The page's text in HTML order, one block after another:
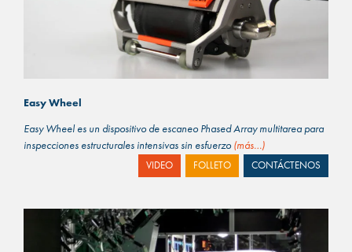
Easy Wheel
Easy Wheel es un dispositivo de escaneo Phased Array multitarea para
inspecciones estructurales intensivas sin esfuerzo(más…)
VIDEO FOLLETO CONTÁCTENOS